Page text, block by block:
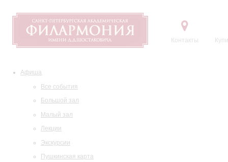
Контакты
Афиша
Все события
Большой зал
Малый зал
Лекции
Экскурсии
Пушкинская карта